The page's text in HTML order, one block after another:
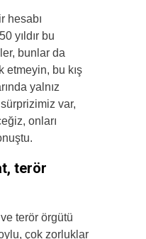
hesabı
yıldır bu
bunlar da
etmeyin, bu kış
yalnız
var,
onları
terör
terör örgütü
çok zorluklar